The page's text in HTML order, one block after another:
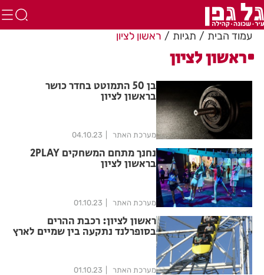
עמוד הבית תגיות ראשון לציון
ראשון לציון
בן 50 התמוטט בחדר כושר
בראשון לציון
מערכת האתר 04.10.23
נחנך מתחם המשחקים 2PLAY
בראשון לציון
מערכת האתר 01.10.23
ראשון לציון: רכבת ההרים
בסופרלנד נתקעה בין שמיים לארץ
מערכת האתר 01.10.23